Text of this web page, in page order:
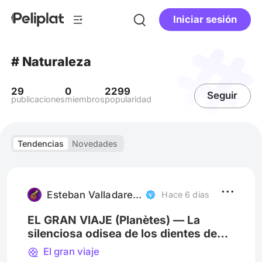
Iniciar sesión
# Naturaleza
29
publicaciones
0
miembros
2299
popularidad Seguir
Tendencias Novedades
Esteban Valladares Arce Hace 6 días
EL GRAN VIAJE (Planètes) — La
silenciosa odisea de los dientes de
leónEl gran viaje